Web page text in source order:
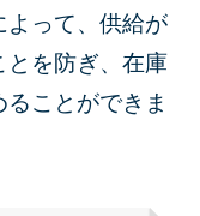
よって、供給が
とを防ぎ、在庫
ことができま